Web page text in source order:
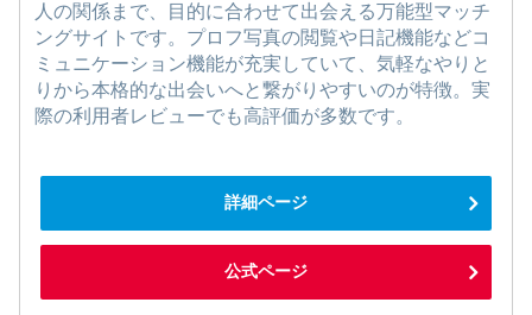
人の関係まで、目的に合わせて出会える万能型マッチ
ングサイトです。プロフ写真の閲覧や日記機能などコ
ミュニケーション機能が充実していて、気軽なやりと
りから本格的な出会いへと繋がりやすいのが特徴。実
際の利用者レビューでも高評価が多数です。
詳細ページ
公式ページ